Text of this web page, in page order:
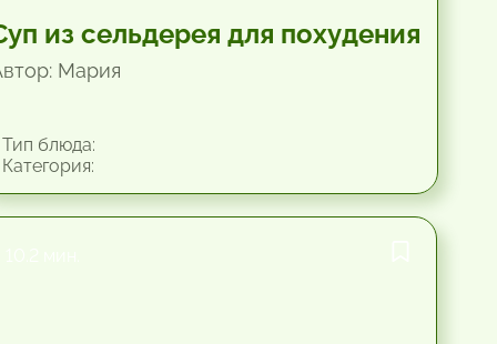
из сельдерея для похудения
Мария
блюда: